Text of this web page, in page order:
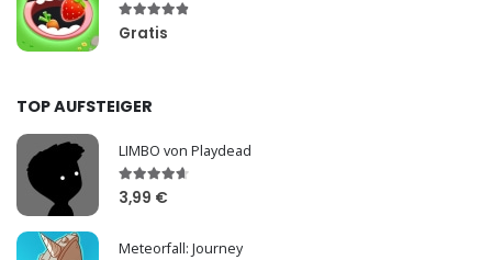
Gratis
TOP AUFSTEIGER
LIMBO von Playdead
3,99 €
Meteorfall: Journey